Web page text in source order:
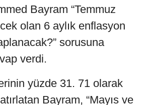
Bayram “Temmuz
olan 6 aylık enflasyon
sorusuna
verdi.
yüzde 31. 71 olarak
Bayram, “Mayıs ve